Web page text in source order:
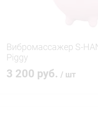
Вибромассажер S-
Piggy
3 200 руб. / шт